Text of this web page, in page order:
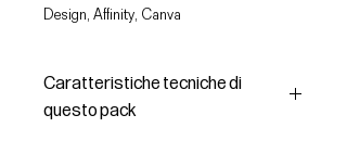
Design, Affinity, Canva
Caratteristiche tecniche di
questo pack